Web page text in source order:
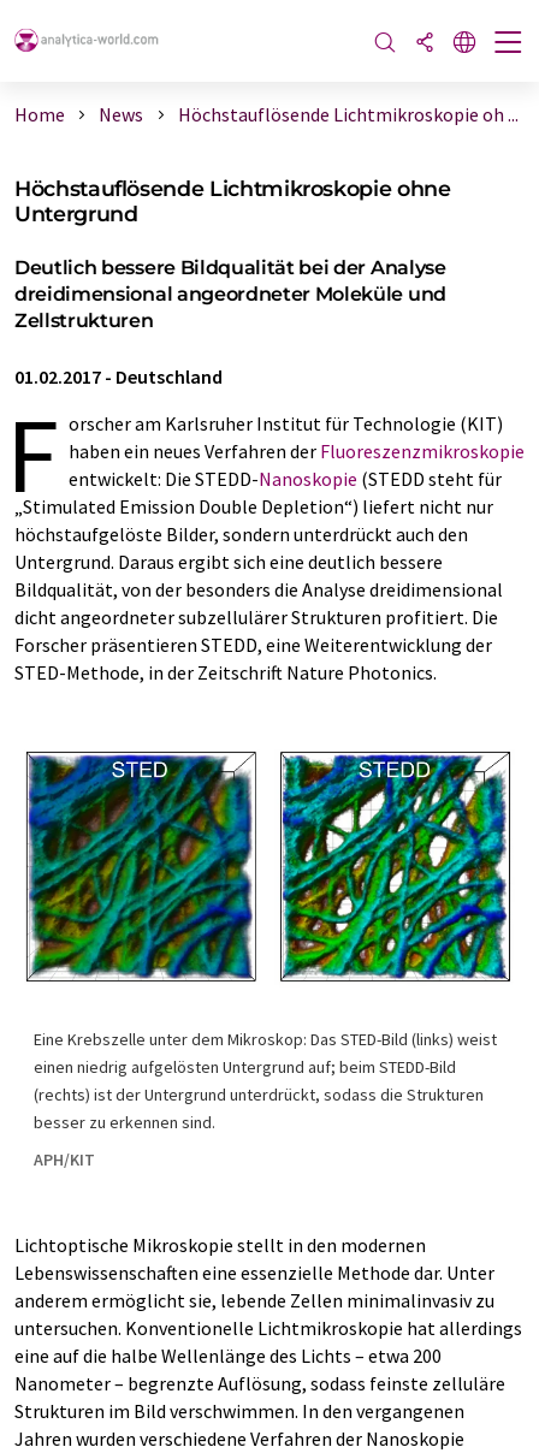
Home News Höchstauflösende Lichtmikroskopie oh ...
Höchstauflösende Lichtmikroskopie ohne
Untergrund
Deutlich bessere Bildqualität bei der Analyse
dreidimensional angeordneter Moleküle und
Zellstrukturen
01.02.2017 - Deutschland
F orscher am Karlsruher Institut für Technologie (KIT)
haben ein neues Verfahren der Fluoreszenzmikroskopie
entwickelt: Die STEDD-Nanoskopie (STEDD steht für
„Stimulated Emission Double Depletion“) liefert nicht nur
höchstaufgelöste Bilder, sondern unterdrückt auch den
Untergrund. Daraus ergibt sich eine deutlich bessere
Bildqualität, von der besonders die Analyse dreidimensional
dicht angeordneter subzellulärer Strukturen profitiert. Die
Forscher präsentieren STEDD, eine Weiterentwicklung der
STED-Methode, in der Zeitschrift Nature Photonics.
Eine Krebszelle unter dem Mikroskop: Das STED-Bild (links) weist
einen niedrig aufgelösten Untergrund auf; beim STEDD-Bild
(rechts) ist der Untergrund unterdrückt, sodass die Strukturen
besser zu erkennen sind.
APH/KIT
Lichtoptische Mikroskopie stellt in den modernen
Lebenswissenschaften eine essenzielle Methode dar. Unter
anderem ermöglicht sie, lebende Zellen minimalinvasiv zu
untersuchen. Konventionelle Lichtmikroskopie hat allerdings
eine auf die halbe Wellenlänge des Lichts – etwa 200
Nanometer – begrenzte Auflösung, sodass feinste zelluläre
Strukturen im Bild verschwimmen. In den vergangenen
Jahren wurden verschiedene Verfahren der Nanoskopie